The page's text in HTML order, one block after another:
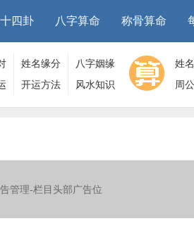
四卦 八字算命 称骨算命
姓名缘分
八字姻缘
开运方法 风水知识
姓
周
管理-栏目头部广告位